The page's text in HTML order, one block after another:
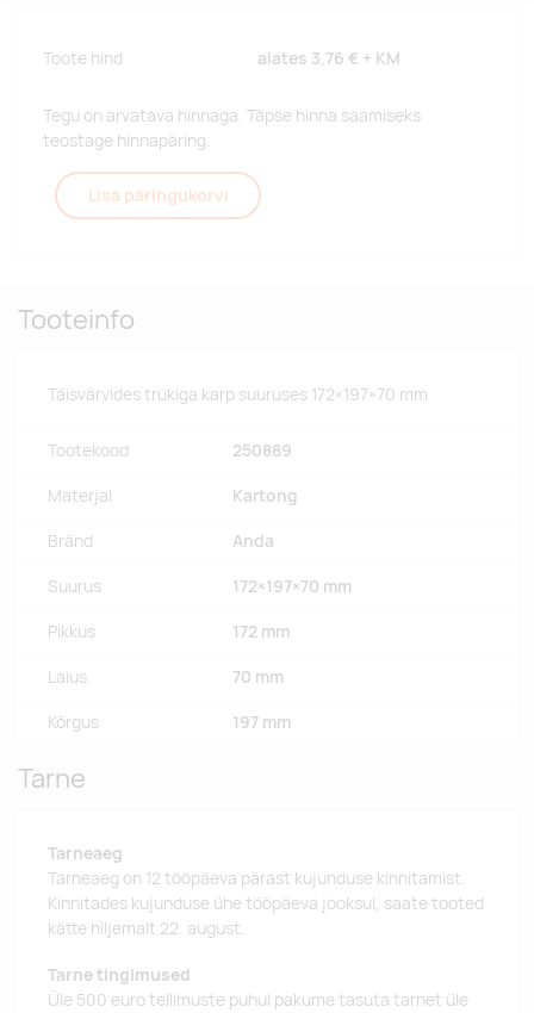
Toote hind alates 3,76 € + KM
Tegu on arvatava hinnaga. Täpse hinna saamiseks
teostage hinnapäring.
Lisa päringukorvi
Tooteinfo
Täisvärvides trükiga karp suuruses 172×197×70 mm
Tootekood 250889
Materjal Kartong
Bränd Anda
Suurus 172×197×70 mm
Pikkus 172 mm
Laius 70 mm
Kõrgus 197 mm
Tarne
Tarneaeg
Tarneaeg on 12 tööpäeva pärast kujunduse kinnitamist.
Kinnitades kujunduse ühe tööpäeva jooksul, saate tooted
kätte hiljemalt 22. august.
Tarne tingimused
Üle 500 euro tellimuste puhul pakume tasuta tarnet üle